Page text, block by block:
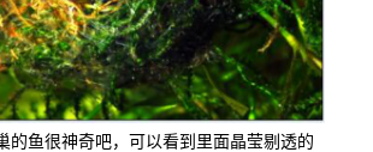
的鱼很神奇吧，可以看到里面晶莹剔透的